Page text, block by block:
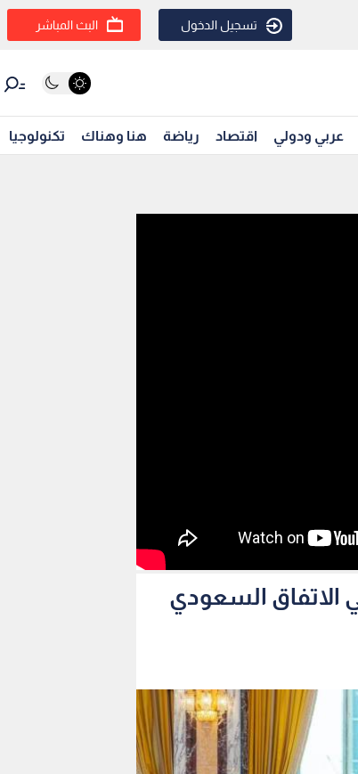
تسجيل الدخول البث المباشر
عربي ودولي اقتصاد رياضة هنا وهناك تكنولوجيا
الاتفاق السعودي